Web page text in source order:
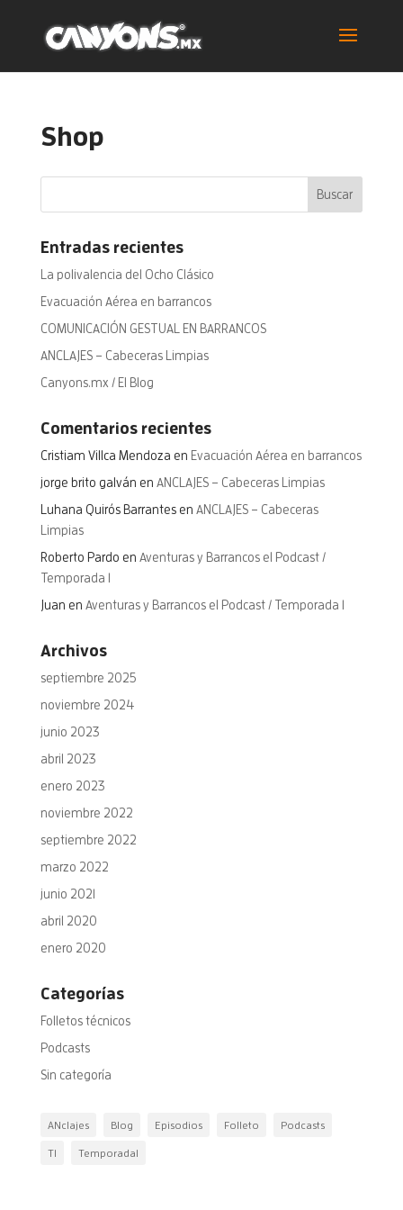
Shop
Entradas recientes
La polivalencia del Ocho Clásico
Evacuación Aérea en barrancos
COMUNICACIÓN GESTUAL EN BARRANCOS
ANCLAJES – Cabeceras Limpias
Canyons.mx / El Blog
Comentarios recientes
Cristiam Villca Mendoza en Evacuación Aérea en barrancos
jorge brito galván en ANCLAJES – Cabeceras Limpias
Luhana Quirós Barrantesen ANCLAJES – Cabeceras
Limpias
Roberto Pardo en Aventuras y Barrancos el Podcast /
Temporada 1
Juan en Aventuras y Barrancos el Podcast / Temporada 1
Archivos
septiembre 2025
noviembre 2024
junio 2023
abril 2023
enero 2023
noviembre 2022
septiembre 2022
marzo 2022
junio 2021
abril 2020
enero 2020
Categorías
Folletos técnicos
Podcasts
Sin categoría
ANclajes Blog Episodios Folleto Podcasts
T1 Temporada1